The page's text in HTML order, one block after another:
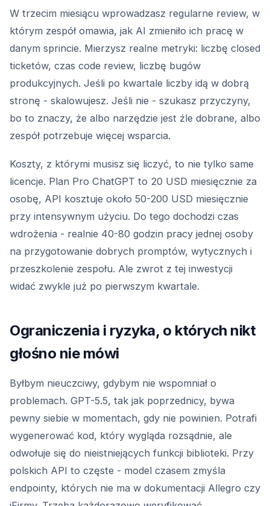
W trzecim miesiącu wprowadzasz regularne review, w
którym zespół omawia, jak AI zmieniło ich pracę w
danym sprincie. Mierzysz realne metryki: liczbę closed
ticketów, czas code review, liczbę bugów
produkcyjnych. Jeśli po kwartale liczby idą w dobrą
stronę - skalowujesz. Jeśli nie - szukasz przyczyny,
bo to znaczy, że albo narzędzie jest źle dobrane, albo
zespół potrzebuje więcej wsparcia.
Koszty, z którymi musisz się liczyć, to nie tylko same
licencje. Plan Pro ChatGPT to 20 USD miesięcznie za
osobę, API kosztuje około 50-200 USD miesięcznie
przy intensywnym użyciu. Do tego dochodzi czas
wdrożenia - realnie 40-80 godzin pracy jednej osoby
na przygotowanie dobrych promptów, wytycznych i
przeszkolenie zespołu. Ale zwrot z tej inwestycji
widać zwykle już po pierwszym kwartale.
Ograniczenia i ryzyka, o których nikt
głośno nie mówi
Byłbym nieuczciwy, gdybym nie wspomniał o
problemach. GPT-5.5, tak jak poprzednicy, bywa
pewny siebie w momentach, gdy nie powinien. Potrafi
wygenerować kod, który wygląda rozsądnie, ale
odwołuje się do nieistniejących funkcji biblioteki. Przy
polskich API to częste - model czasem zmyśla
endpointy, których nie ma w dokumentacji Allegro czy